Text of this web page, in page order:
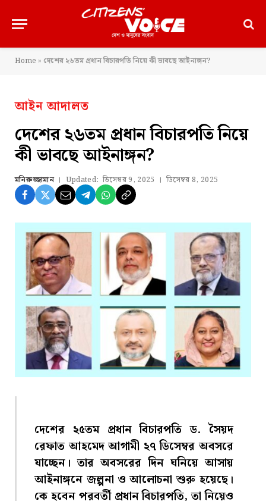
Home » দেশের ২৬তম প্রধান বিচারপতি নিয়ে কী ভাবছে আইনাঙ্গন?
আইন আদালত
দেশের ২৬তম প্রধান বিচারপতি নিয়ে
কী ভাবছে আইনাঙ্গন?
মনিরুজ্জামান Updated: ডিসেম্বর 9, 2025 ডিসেম্বর 8, 2025
দেশের ২৫তম প্রধান বিচারপতি ড. সৈয়দ
রেফাত আহমেদ আগামী ২৭ ডিসেম্বর অবসরে
যাচ্ছেন। তার অবসরের দিন ঘনিয়ে আসায়
আইনাঙ্গনে জল্পনা ও আলোচনা শুরু হয়েছে।
কে হবেন পরবর্তী প্রধান বিচারপতি, তা নিয়েও